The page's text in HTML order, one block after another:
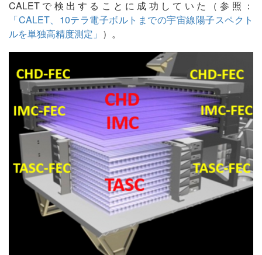
CALETで検出することに成功していた（参照：
「CALET、10テラ電子ボルトまでの宇宙線陽子スペクト
ルを単独高精度測定」 ）。